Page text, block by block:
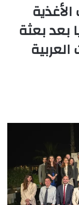
بعد بعثة
العربية